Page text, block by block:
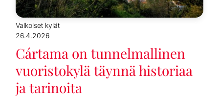
Valkoiset kylät
26.4.2026
Cártama on tunnelmallinen
vuoristokylä täynnä historiaa
ja tarinoita